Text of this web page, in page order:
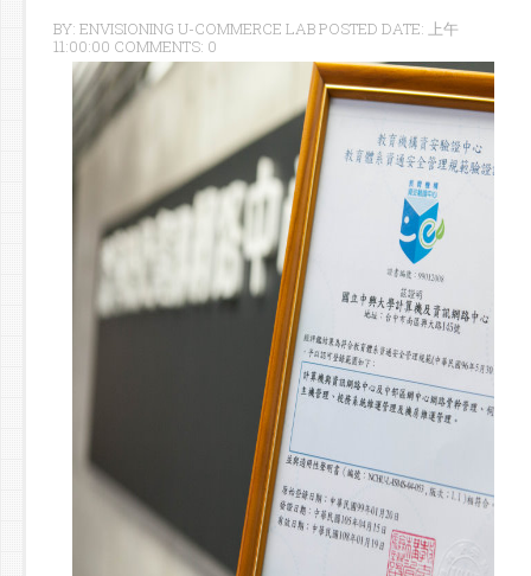
BY: ENVISIONING U-COMMERCE LAB POSTED DATE: 上午
11:00:00 COMMENTS: 0